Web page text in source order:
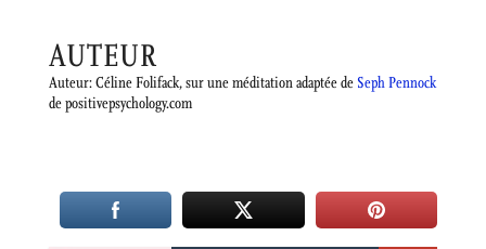
AUTEUR
Auteur: Céline Folifack, sur une méditation adaptée de Seph Pennock
de positivepsychology.com